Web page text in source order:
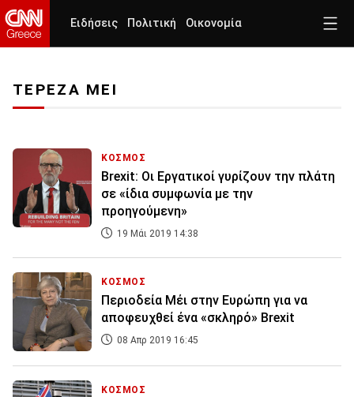
Ειδήσεις Πολιτική Οικονομία
ΤΕΡΕΖΑ ΜΕΙ
ΚΟΣΜΟΣ
Brexit: Οι Εργατικοί γυρίζουν την πλάτη
σε «ίδια συμφωνία με την
προηγούμενη»
19 Μάι 2019 14:38
ΚΟΣΜΟΣ
Περιοδεία Μέι στην Ευρώπη για να
αποφευχθεί ένα «σκληρό» Brexit
08 Απρ 2019 16:45
ΚΟΣΜΟΣ